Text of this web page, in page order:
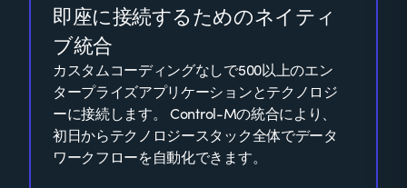
即座に接続するためのネイティ
ブ統合
カスタムコーディングなしで500以上のエン
タープライズアプリケーションとテクノロジ
ーに接続します。 Control-Mの統合により、
初日からテクノロジースタック全体でデータ
ワークフローを自動化できます。